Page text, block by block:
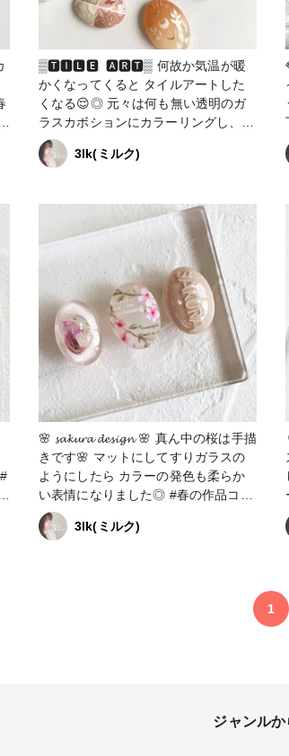
▒🆃🅸🅻🅴 ​ 🅰🆁🆃▒ 何故か気温が暖
かくなってくると タイルアートした
くなる😌◎ 元々は何も無い透明のガ
ラスカボションにカラーリングし、
一つ一つ丁寧にアートを施してます🎨
#春の作品コンテスト2023 #はじめて
3lk(ミルク)
🌸 𝓼𝓪𝓴𝓾𝓻𝓪 𝓭𝓮𝓼𝓲𝓰𝓷 🌸 真ん中の桜は手描
きです🌸 マットにしてすりガラスの
ようにしたら カラーの発色も柔らか
い表情になりました◎ #春の作品コン
テスト2023 #アクセサリー部 #販売中
#ピアス #イヤリング #ネイルアクセ3lk(ミルク)
稿 #
1
ジャンルか